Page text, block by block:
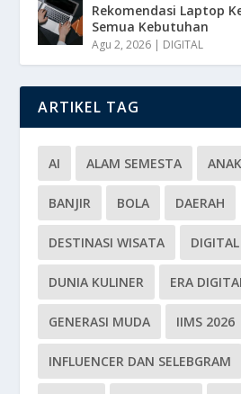
Rekomendasi Laptop
Semua Kebutuhan
Agu 2, 2026 | DIGITAL
ARTIKEL TAG
AI ALAM SEMESTA ANAK
BANJIR BOLA DAERAH
DESTINASI WISATA DIGITAL
DUNIA KULINER ERA
GENERASI MUDA IIMS 2026
INFLUENCER DAN SELEBGRAM